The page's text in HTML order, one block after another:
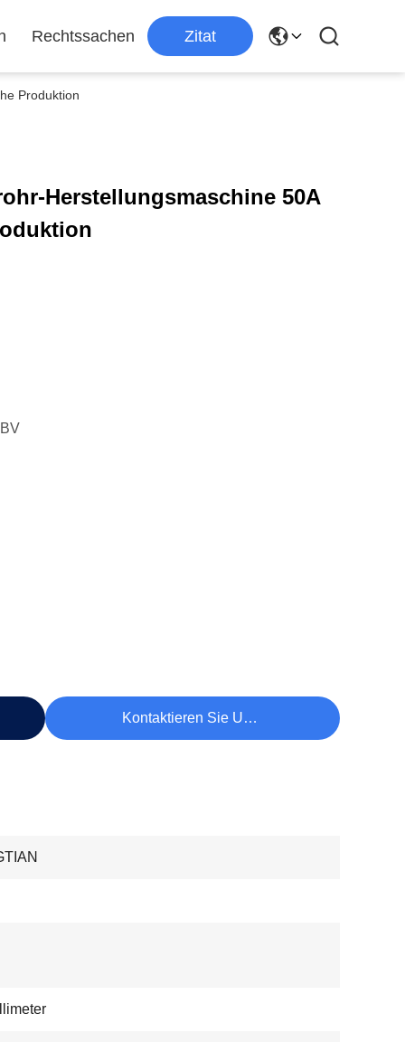
Rechtssachen Zitat
Produktion
Herstellungsmaschine 50A
Kontaktieren Sie Uns Jetzt